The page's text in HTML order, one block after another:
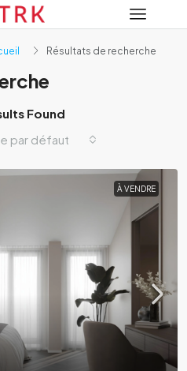
Résultats de recherche
Found
par défaut
À VENDRE